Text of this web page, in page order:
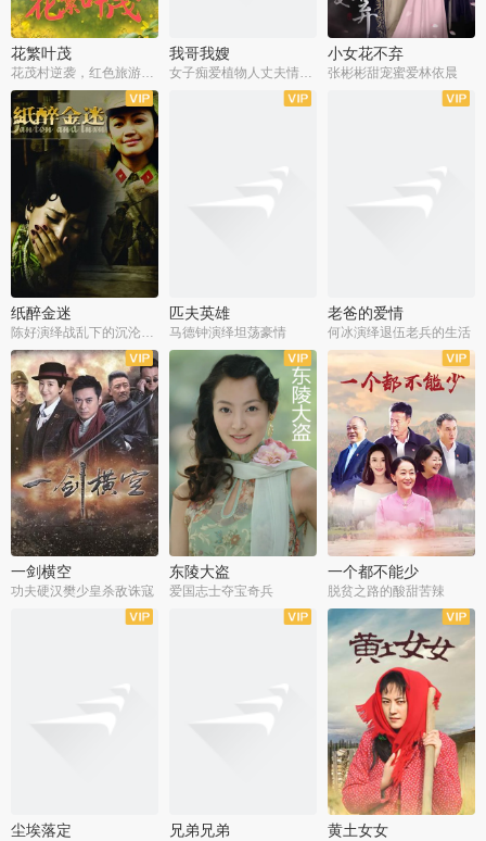
花繁叶茂
花茂村逆袭，红色旅游出圈
我哥我嫂
女子痴爱植物人丈夫情定一生
小女花不弃
张彬彬甜宠蜜爱林依晨
全42集
纸醉金迷 匹夫英雄
马德钟演绎坦荡豪情
老爸的爱情
何冰演绎退伍老兵的生活
全40集
一剑横空
功夫硬汉樊少皇杀敌诛寇
全33集
东陵大盗
爱国志士夺宝奇兵
全36集
一个都不能少
脱贫之路的酸甜苦辣
尘埃落定 兄弟兄弟
全23集
黄土女女